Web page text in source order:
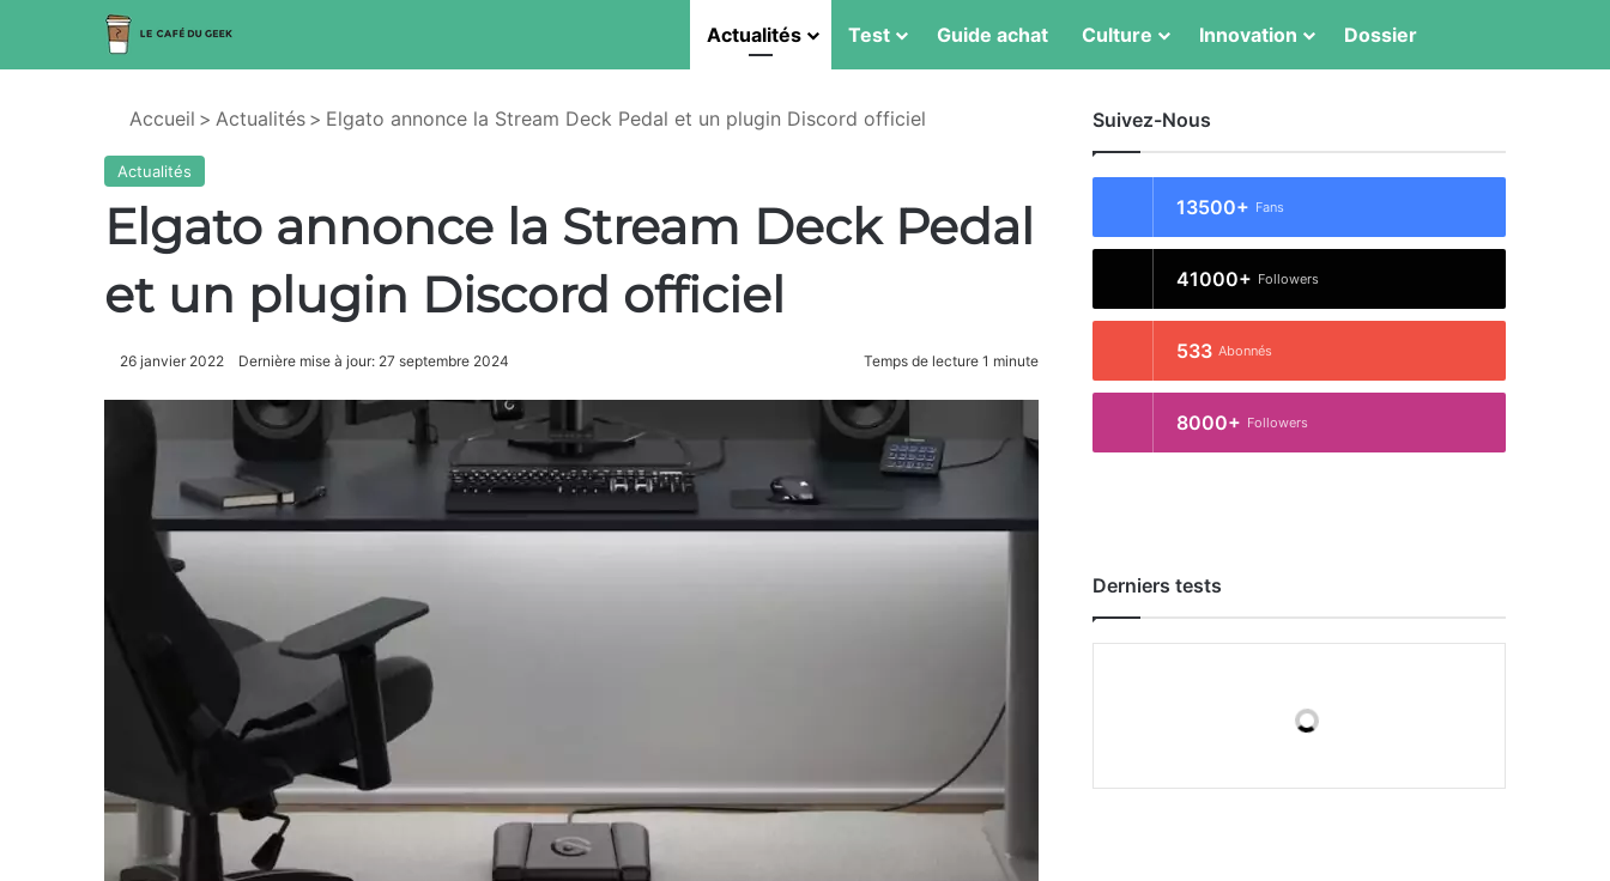
Actualités Test Guide achat Culture Innovation Dossier
Accueil > Actualités > Elgato annonce la Stream Deck Pedal et un plugin Discord officiel
Actualités
Elgato annonce la Stream Deck Pedal
et un plugin Discord officiel
26 janvier 2022 Dernière mise à jour: 27 septembre 2024 Temps de lecture 1 minute
Suivez-Nous
13500+ Fans
41000+ Followers
533 Abonnés
8000+ Followers
Derniers tests